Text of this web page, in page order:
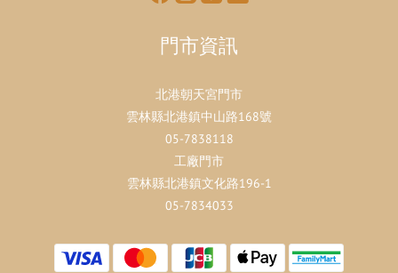
門市資訊
北港朝天宮門市
雲林縣北港鎮中山路168號
05-7838118
工廠門市
雲林縣北港鎮文化路196-1
05-7834033